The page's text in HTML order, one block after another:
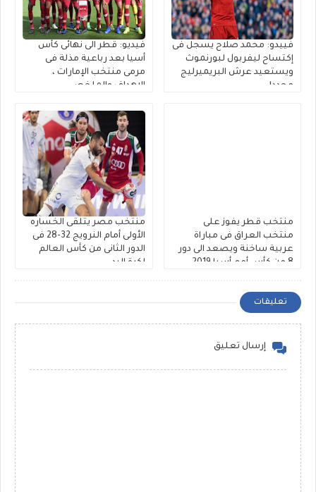
فييدو: محمد صلاح يسجل فى
إكتساح ليفربول لبورنموث
ويستعيد عرش البريميرليج
مجددا
فيديو: قطر الى نهائى كأس
أسيا بعد رباعية مذلة فى
مرمى منتخب الإمارات ،
الاهداف والملخص
منتخب قطر يفوز على
منتخب العراق فى مباراة
عربية ساخنة ويصعد الى دور
8 من كأس أمم أسيا 2019
منتخب مصر يتلقى الخساره
الأولى أمام النرويج 32-28 فى
الدور الثانى من كأس العالم
لكرة اليد
تعليقات
إرسال تعليق